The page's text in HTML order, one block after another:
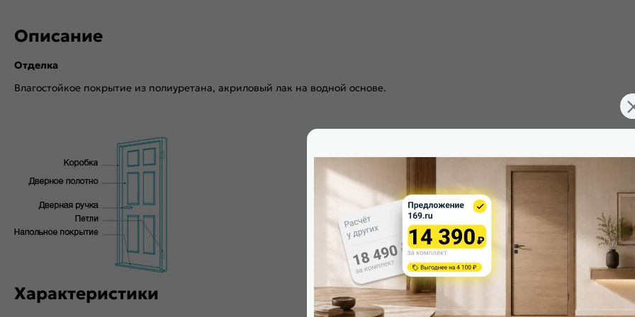
Описание
Отделка
Влагостойкое покрытие из полиуретана, акриловый лак на водной основе.
Характеристики